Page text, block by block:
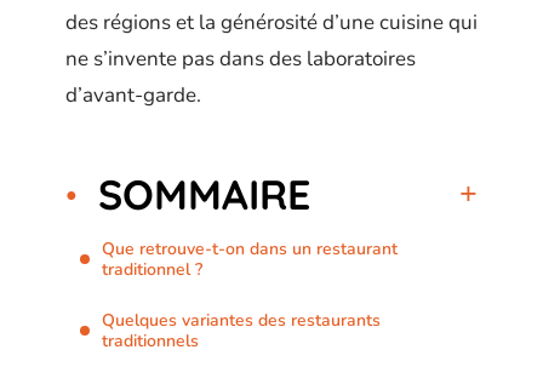
des régions et la générosité d’une cuisine qui
ne s’invente pas dans des laboratoires
d’avant-garde.
SOMMAIRE
Que retrouve-t-on dans un restaurant
traditionnel ?
Quelques variantes des restaurants
traditionnels